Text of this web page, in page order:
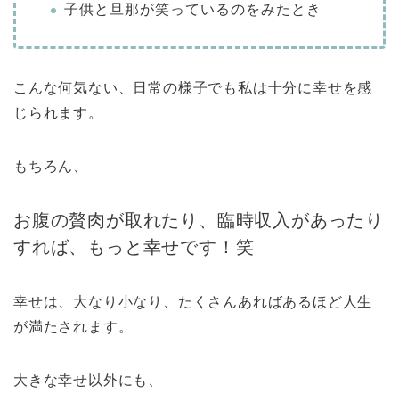
子供と旦那が笑っているのをみたとき
こんな何気ない、日常の様子でも私は十分に幸せを感
じられます。
もちろん、
お腹の贅肉が取れたり、臨時収入があったり
すれば、もっと幸せです！笑
幸せは、大なり小なり、たくさんあればあるほど人生
が満たされます。
大きな幸せ以外にも、